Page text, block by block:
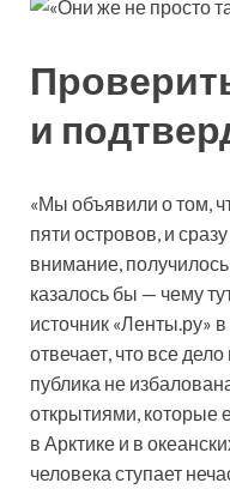
и
«Мы объявили о том,
пяти островов, и
внимание,
казалось бы — чему
источник «Ленты.ру»
отвечает, что все
публика не
открытиями, которые
в Арктике и в
человека ступает